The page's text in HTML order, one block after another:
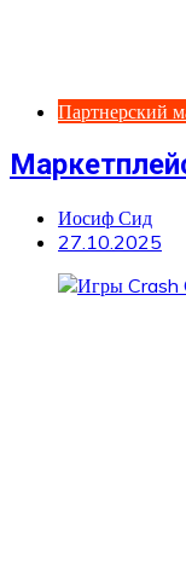
Партнерский
Иосиф Сид
27.10.2025